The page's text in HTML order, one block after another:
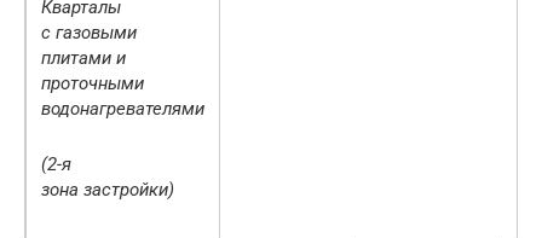
Кварталы
с газовыми
плитами и
проточными
водонагревателями
(2-я
зона застройки)